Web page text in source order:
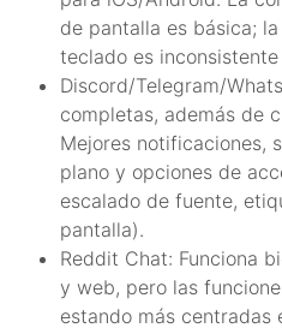
de pantalla es básica;
teclado es
Discord/Telegram/
completas, además de
Mejores notificaciones,
plano y opciones de
escalado de fuente,
pantalla).
Reddit Chat: Funciona
y web, pero las
estando más centradas